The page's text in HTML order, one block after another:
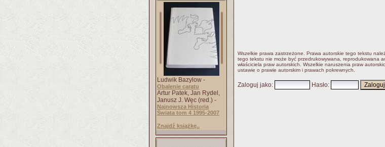
Ludwik Bazylow -
Obalenie caratu
Artur Patek, Jan Rydel,
Janusz J. Węc (red.) -
Najnowsza Historia
Świata tom 4 1995-2007
Znajdź książkę..
Wszelkie prawa zastrzeżone. Prawa autorskie tego tekstu
tego tekstu nie może być przedrukowywana, reprodukowana
właściciela praw autorskich. Wszelkie naruszenia praw
ustawie o prawie autorskim i prawach pokrewnych.
Zaloguj jako: Hasło: